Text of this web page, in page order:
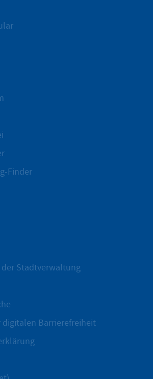
Finder
Stadtverwaltung
digitalen Barrierefreiheit